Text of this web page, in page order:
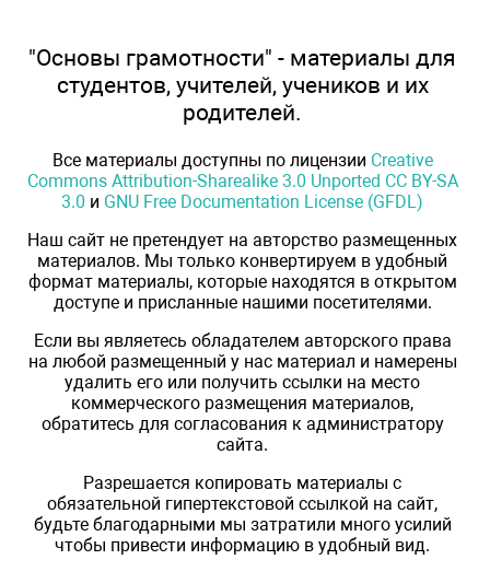
"Основы грамотности" - материалы для
студентов, учителей, учеников и их
родителей.
Все материалы доступны по лицензии Creative
Commons Attribution-Sharealike 3.0 Unported CC BY-SA
3.0 и GNU Free Documentation License (GFDL)
Наш сайт не претендует на авторство размещенных
материалов. Мы только конвертируем в удобный
формат материалы, которые находятся в открытом
доступе и присланные нашими посетителями.
Если вы являетесь обладателем авторского права
на любой размещенный у нас материал и намерены
удалить его или получить ссылки на место
коммерческого размещения материалов,
обратитесь для согласования к администратору
сайта.
Разрешается копировать материалы с
обязательной гипертекстовой ссылкой на сайт,
будьте благодарными мы затратили много усилий
чтобы привести информацию в удобный вид.